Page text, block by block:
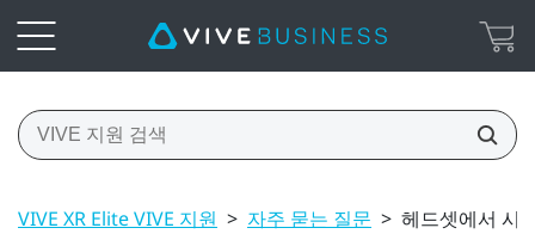
VIVE XR Elite VIVE 지원 > 자주 묻는 질문 > 헤드셋에서 시